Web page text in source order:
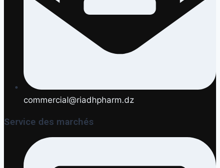
commercial@riadhpharm.dz
Service des marchés